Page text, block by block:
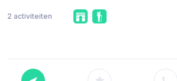
2 activiteiten